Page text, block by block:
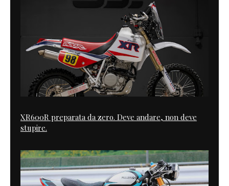
XR600R preparata da zero. Deve andare, non deve
stupire.